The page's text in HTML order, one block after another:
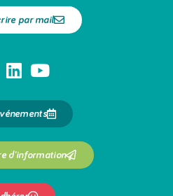
par mail
d'information